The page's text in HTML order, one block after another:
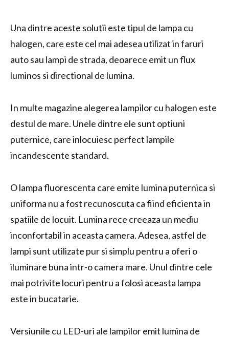
Una dintre aceste solutii este tipul de lampa cu
halogen, care este cel mai adesea utilizat in faruri
auto sau lampi de strada, deoarece emit un flux
luminos si directional de lumina.
In multe magazine alegerea lampilor cu halogen este
destul de mare. Unele dintre ele sunt optiuni
puternice, care inlocuiesc perfect lampile
incandescente standard.
O lampa fluorescenta care emite lumina puternica si
uniforma nu a fost recunoscuta ca fiind eficienta in
spatiile de locuit. Lumina rece creeaza un mediu
inconfortabil in aceasta camera. Adesea, astfel de
lampi sunt utilizate pur si simplu pentru a oferi o
iluminare buna intr-o camera mare. Unul dintre cele
mai potrivite locuri pentru a folosi aceasta lampa
este in bucatarie.
Versiunile cu LED-uri ale lampilor emit lumina de